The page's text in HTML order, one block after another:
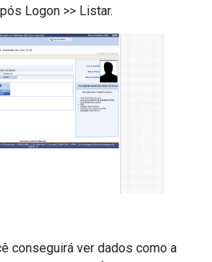
Logon >> Listar.
conseguirá ver dados como a